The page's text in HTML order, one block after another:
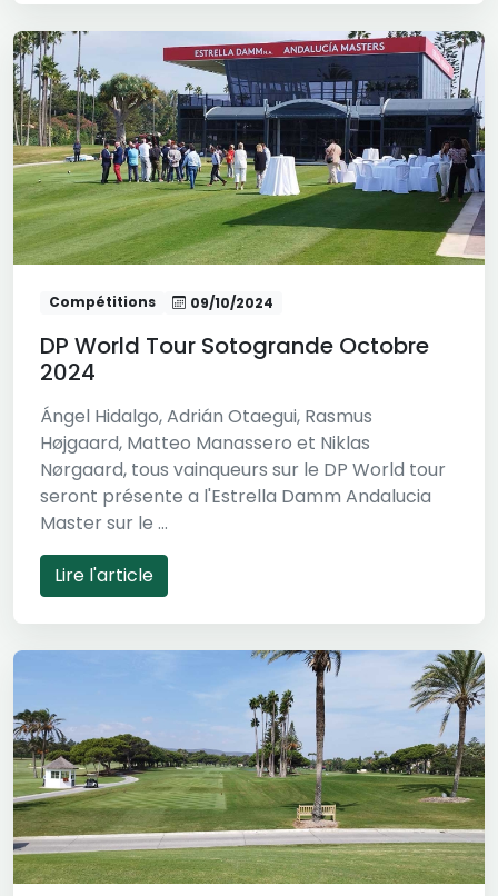
Compétitions 09/10/2024
DP World Tour Sotogrande Octobre
2024
Ángel Hidalgo, Adrián Otaegui, Rasmus
Højgaard, Matteo Manassero et Niklas
Nørgaard, tous vainqueurs sur le DP World tour
seront présente a l'Estrella Damm Andalucia
Master sur le ...
Lire l'article